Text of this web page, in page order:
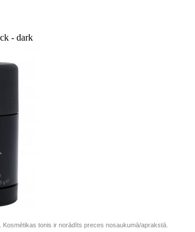
- dark
tonis ir norādīts preces nosaukumā/aprakstā.